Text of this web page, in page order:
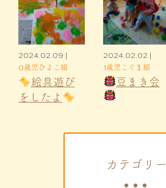
2024.02.09 |
0歳児ひよこ組
絵具遊び
をしたよ
2024.02.02 |
1歳児こぐま組
豆まき会
カテゴリー